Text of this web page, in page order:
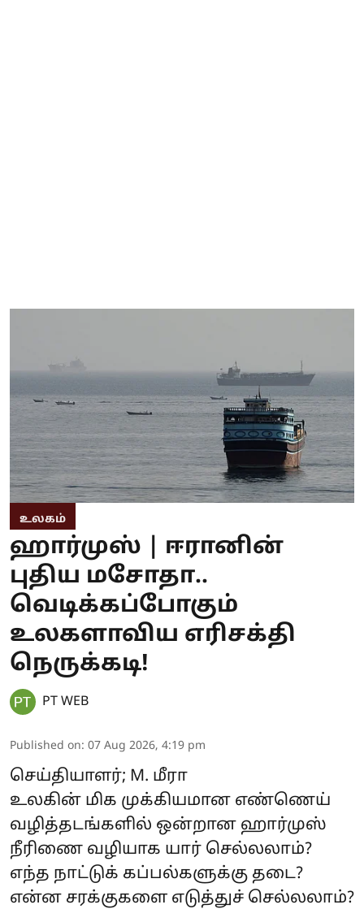
உலகம்
ஹார்முஸ் | ஈரானின்
புதிய மசோதா..
வெடிக்கப்போகும்
உலகளாவிய எரிசக்தி
நெருக்கடி!
PT WEB
Published on: 07 Aug 2026, 4:19 pm
செய்தியாளர்; M. மீரா
உலகின் மிக முக்கியமான எண்ணெய்
வழித்தடங்களில் ஒன்றான ஹார்முஸ்
நீரிணை வழியாக யார் செல்லலாம்?
எந்த நாட்டுக் கப்பல்களுக்கு தடை?
என்ன சரக்குகளை எடுத்துச் செல்லலாம்?